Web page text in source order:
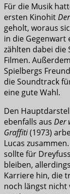
Für die Musik
ersten Kinohit
geholt, woraus
in die Gegenwart
zählten dabei die
Filmen.
Spielbergs
die Soundtrack
eine gute Wahl.
Den
ebenfalls aus Der
Graffiti(1973)
Lucas zusammen.
sollte für
bleiben,
Karriere hin, die
noch längst nicht